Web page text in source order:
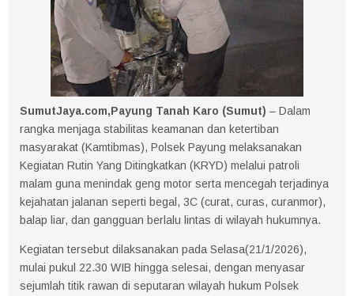
SumutJaya.com,Payung Tanah Karo (Sumut) – Dalam
rangka menjaga stabilitas keamanan dan ketertiban
masyarakat (Kamtibmas), Polsek Payung melaksanakan
Kegiatan Rutin Yang Ditingkatkan (KRYD) melalui patroli
malam guna menindak geng motor serta mencegah terjadinya
kejahatan jalanan seperti begal, 3C (curat, curas, curanmor),
balap liar, dan gangguan berlalu lintas di wilayah hukumnya.
Kegiatan tersebut dilaksanakan pada Selasa(21/1/2026),
mulai pukul 22.30 WIB hingga selesai, dengan menyasar
sejumlah titik rawan di seputaran wilayah hukum Polsek